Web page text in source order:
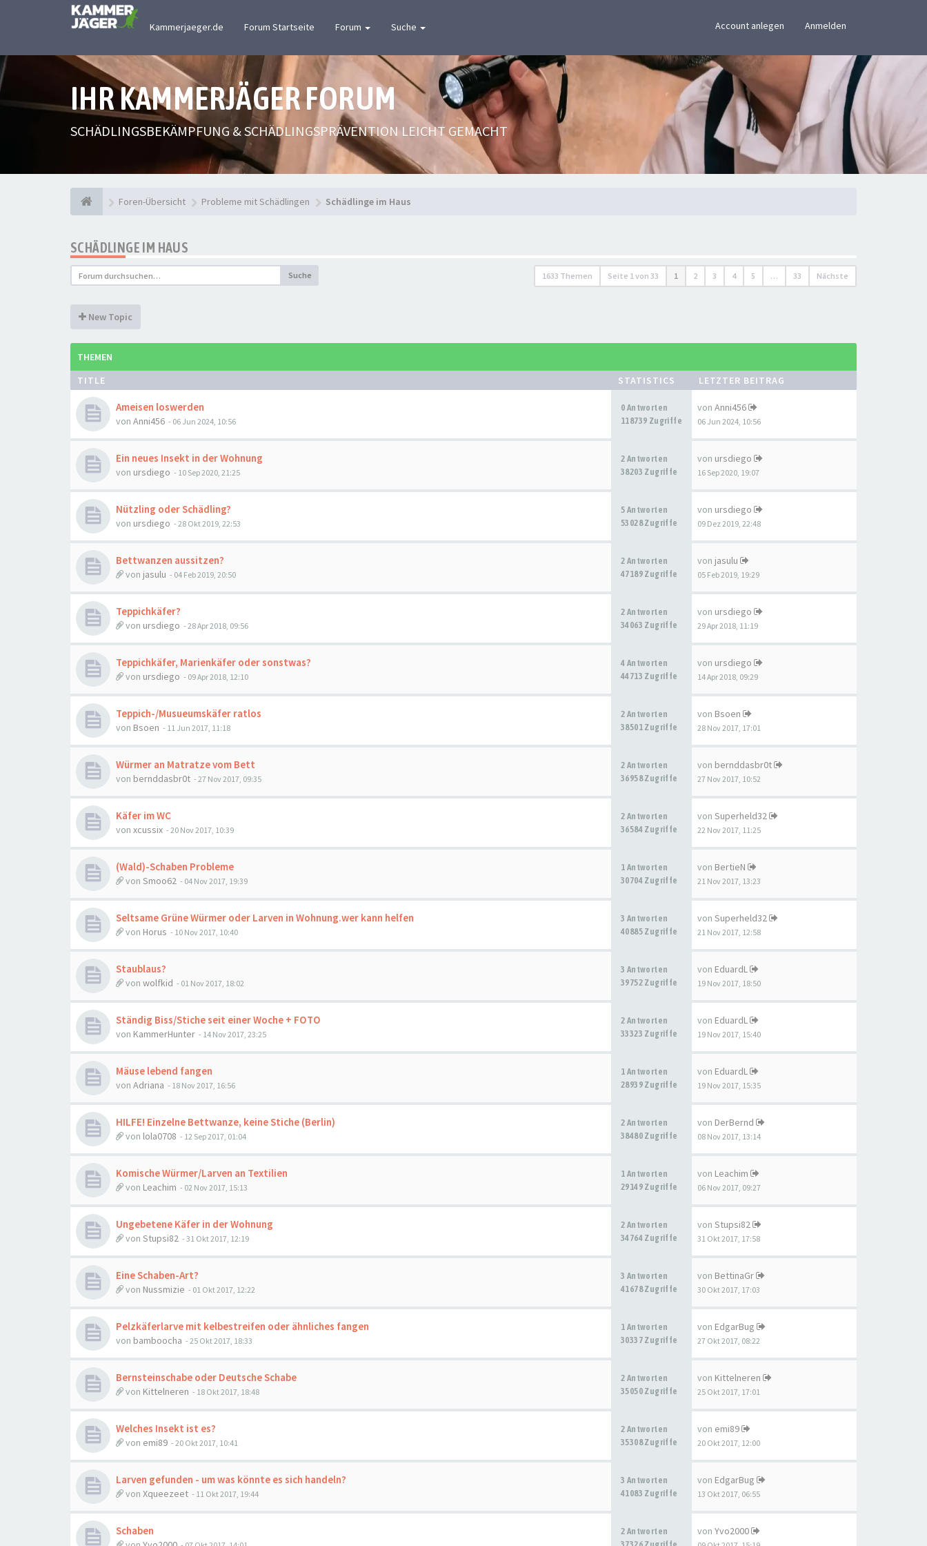
Kammerjaeger.de Forum Startseite Forum Suche Account anlegen Anmelden
IHR KAMMERJÄGER FORUM
SCHÄDLINGSBEKÄMPFUNG & SCHÄDLINGSPRÄVENTION LEICHT GEMACHT
Foren-Übersicht Probleme mit Schädlingen Schädlinge im Haus
SCHÄDLINGE IM HAUS
Suche 1633 Themen Seite 1von 33 1 2 3 4 5 … 33 Nächste
New Topic
THEMEN
TITLE
STATISTICS LETZTER BEITRAG
Ameisen loswerden
von Anni456 - 06 Jun 2024, 10:56
0 Antworten
118739 Zugriffe
von Anni456
06 Jun 2024, 10:56
Ein neues Insekt in der Wohnung
von ursdiego - 10 Sep 2020, 21:25
2 Antworten
38203 Zugriffe
von ursdiego
16 Sep 2020, 19:07
Nützling oder Schädling?
von ursdiego - 28 Okt 2019, 22:53
5 Antworten
53028 Zugriffe
von ursdiego
09 Dez 2019, 22:48
Bettwanzen aussitzen?
von jasulu - 04 Feb 2019, 20:50
2 Antworten
47189 Zugriffe
von jasulu
05 Feb 2019, 19:29
Teppichkäfer?
von ursdiego - 28 Apr 2018, 09:56
2 Antworten
34063 Zugriffe
von ursdiego
29 Apr 2018, 11:19
Teppichkäfer, Marienkäfer oder sonstwas?
von ursdiego - 09 Apr 2018, 12:10
4 Antworten
44713 Zugriffe
von ursdiego
14 Apr 2018, 09:29
Teppich-/Musueumskäfer ratlos
von Bsoen - 11 Jun 2017, 11:18
2 Antworten
38501 Zugriffe
von Bsoen
28 Nov 2017, 17:01
Würmer an Matratze vom Bett
von bernddasbr0t - 27 Nov 2017, 09:35
2 Antworten
36958 Zugriffe
von bernddasbr0t
27 Nov 2017, 10:52
Käfer im WC
von xcussix - 20 Nov 2017, 10:39
2 Antworten
36584 Zugriffe
von Superheld32
22 Nov 2017, 11:25
(Wald)-Schaben Probleme
von Smoo62 - 04 Nov 2017, 19:39
1 Antworten
30704 Zugriffe
von BertieN
21 Nov 2017, 13:23
Seltsame Grüne Würmer oder Larven in Wohnung.wer kann helfen
von Horus - 10 Nov 2017, 10:40
3 Antworten
40885 Zugriffe
von Superheld32
21 Nov 2017, 12:58
Staublaus?
von wolfkid - 01 Nov 2017, 18:02
3 Antworten
39752 Zugriffe
von EduardL
19 Nov 2017, 18:50
Ständig Biss/Stiche seit einer Woche + FOTO
von KammerHunter - 14 Nov 2017, 23:25
2 Antworten
33323 Zugriffe
von EduardL
19 Nov 2017, 15:40
Mäuse lebend fangen
von Adriana - 18 Nov 2017, 16:56
1 Antworten
28939 Zugriffe
von EduardL
19 Nov 2017, 15:35
HILFE! Einzelne Bettwanze, keine Stiche (Berlin)
von lola0708 - 12 Sep 2017, 01:04
2 Antworten
38480 Zugriffe
von DerBernd
08 Nov 2017, 13:14
Komische Würmer/Larven an Textilien
von Leachim - 02 Nov 2017, 15:13
1 Antworten
29149 Zugriffe
von Leachim
06 Nov 2017, 09:27
Ungebetene Käfer in der Wohnung
von Stupsi82 - 31 Okt 2017, 12:19
2 Antworten
34764 Zugriffe
von Stupsi82
31 Okt 2017, 17:58
Eine Schaben-Art?
von Nussmizie - 01 Okt 2017, 12:22
3 Antworten
41678 Zugriffe
von BettinaGr
30 Okt 2017, 17:03
Pelzkäferlarve mit kelbestreifen oder ähnliches fangen
von bamboocha - 25 Okt 2017, 18:33
1 Antworten
30337 Zugriffe
von EdgarBug
27 Okt 2017, 08:22
Bernsteinschabe oder Deutsche Schabe
von Kittelneren - 18 Okt 2017, 18:48
2 Antworten
35050 Zugriffe
von Kittelneren
25 Okt 2017, 17:01
Welches Insekt ist es?
von emi89 - 20 Okt 2017, 10:41
2 Antworten
35308 Zugriffe
von emi89
20 Okt 2017, 12:00
Larven gefunden - um was könnte es sich handeln?
von Xqueezeet - 11 Okt 2017, 19:44
3 Antworten
41083 Zugriffe
von EdgarBug
13 Okt 2017, 06:55
Schaben
2 Antworten
von Yvo2000